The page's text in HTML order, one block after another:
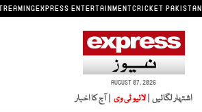
EXPRESS ENTERTAINMENTCRICKET PAKISTAN
AUGUST 07, 2026
اشتہار لگائیں | | آج کا اخبار